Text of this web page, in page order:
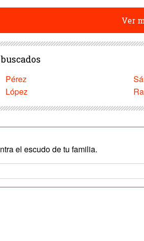
Ver
Pérez
López
el escudo de tu familia.